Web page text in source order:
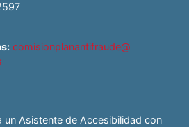
comisionplanantifraude@
un Asistente de Accesibilidad con